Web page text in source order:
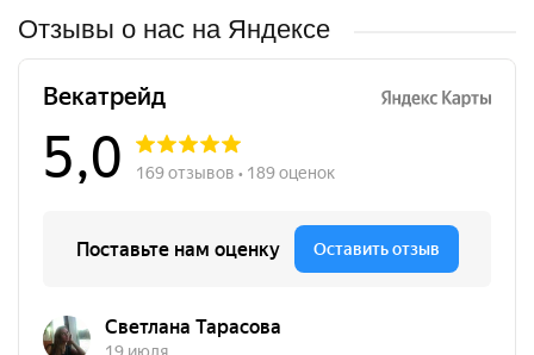
Отзывы о нас на Яндексе